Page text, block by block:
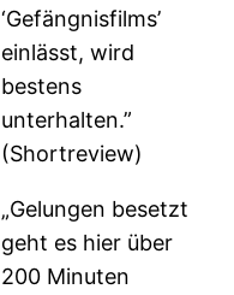
‘Gefängnisfilms’
einlässt, wird
bestens
unterhalten.”
(Shortreview)
„Gelungen besetzt
geht es hier über
200 Minuten